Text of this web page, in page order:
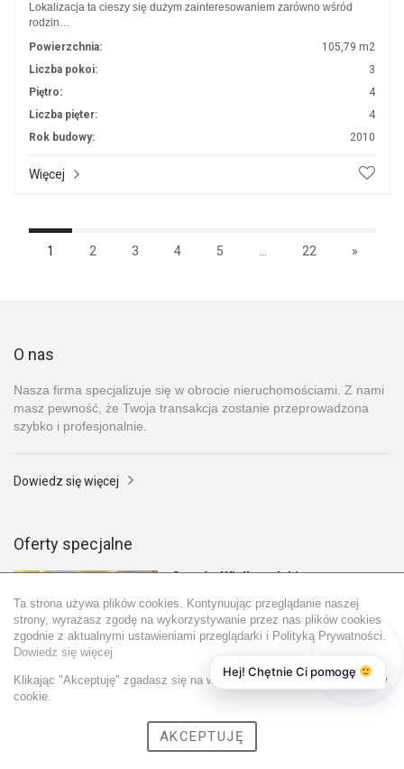
Lokalizacja ta cieszy się dużym zainteresowaniem zarówno wśród
rodzin…
Powierzchnia:
105,79 m2
Liczba pokoi:
3
Piętro:
4
Liczba pięter:
4
Rok budowy:
2010
Więcej
1 2 3 4 5 22 »
O nas
Nasza firma specjalizuje się w obrocie nieruchomościami. Z nami
masz pewność, że Twoja transakcja zostanie przeprowadzona
szybko i profesjonalnie.
Dowiedz się więcej
Oferty specjalne
Gorzów Wielkopolski
330 000 PLN
165 000 PLN
Ta strona używa plików cookies. Kontynuując przeglądanie naszej
strony, wyrażasz zgodę na wykorzystywanie przez nas plików cookies
zgodnie z aktualnymi ustawieniami przeglądarki i Polityką Prywatności.
Dowiedz się więcej
Klikając "Akceptuję" zgadasz się na wykorzystywanie przez nas plików
cookie.
AKCEPTUJĘ
Hej! Chętnie Ci pomogę